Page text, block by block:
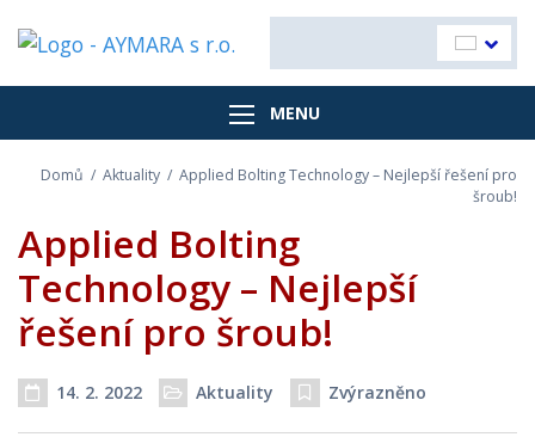
MENU
Domů / Aktuality / Applied Bolting Technology – Nejlepší řešení pro
šroub!
Applied Bolting
Technology – Nejlepší
řešení pro šroub!
Datum příspěvku
14. 2. 2022 RubrikyAktuality Zvýrazněno